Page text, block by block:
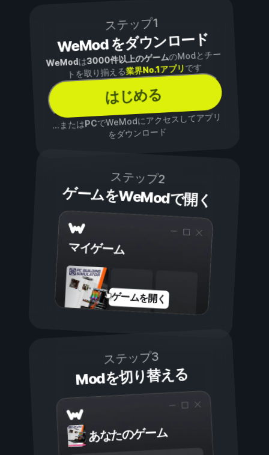
ステップ1
WeMod をダウンロード
WeModは3000件以上のゲームのModとチー
トを取り揃える業界No.1アプリです
はじめる
...またはPCでWeModにアクセスしてアプリ
をダウンロード
ステップ2
ゲームをWeModで開く
マイゲーム
ゲームを開く
ステップ3
Modを切り替える
あなたのゲーム